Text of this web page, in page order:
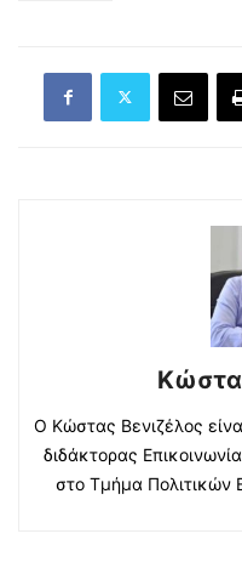
Ο Κώστας Βενιζέλος
διδάκτορας
στο Τμήμα Πολιτικών